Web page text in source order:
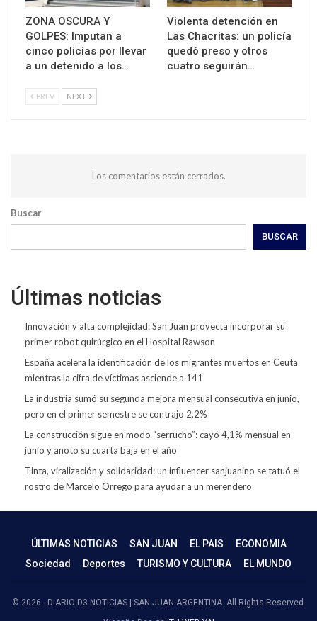
ZONA OSCURA Y
GOLPES: Imputan a
cinco policías por llevar
a un detenido a los…
Violenta detención en
Las Chacritas: un policía
quedó preso y otros
cuatro seguirán…
PREV NEXT
Los comentarios están cerrados.
Buscar
BUSCAR
Últimas noticias
Innovación y alta complejidad: San Juan proyecta incorporar su
primer robot quirúrgico en el Hospital Rawson
España acelera la identificación de los migrantes muertos en Ceuta
mientras la cifra de víctimas asciende a 141
La industria sumó su segunda mejora mensual consecutiva en junio,
pero en el primer semestre se contrajo 2,2%
La construcción sigue en modo “serrucho”: cayó 4,1% mensual en
junio y anoto su cuarta baja en el año
Tinta, viralización y solidaridad: un influencer sanjuanino se tatuó el
rostro de Marcelo Orrego para ayudar a un merendero
ÚLTIMAS NOTICIAS SAN JUAN EL PAIS
ECONOMIA
Sociedad
Deportes TURISMO Y CULTURA EL MUNDO
© 2026 - DIARIO D3 NOTICIAS | SAN JUAN ARGENTINA. All Rights Reserved.